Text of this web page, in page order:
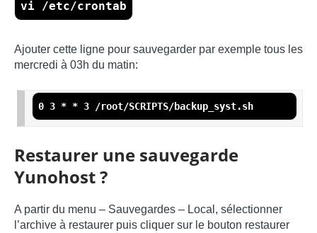
vi /etc/crontab
Ajouter cette ligne pour sauvegarder par exemple tous les
mercredi à 03h du matin:
0 3 * * 3 /root/SCRIPTS/backup_syst.sh
Restaurer une sauvegarde
Yunohost ?
A partir du menu – Sauvegardes – Local, sélectionner
l’archive à restaurer puis cliquer sur le bouton restaurer